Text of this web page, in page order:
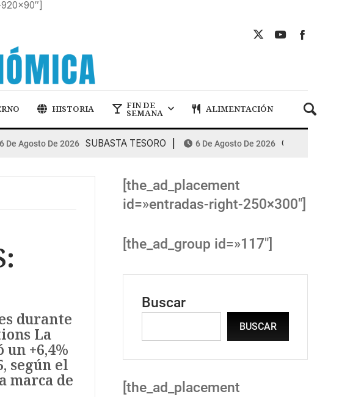
HISTORIA FIN DE
SEMANA ALIMENTACIÓN
Agosto De 2026 SUBASTA TESORO 6 De Agosto De 2026 COMBUSTIBLES: la
durante
La
+6,4%
según el
marca de
[the_ad_placement
id=»entradas-right-250×300″]
[the_ad_group id=»117″]
Buscar
BUSCAR
[the_ad_placement